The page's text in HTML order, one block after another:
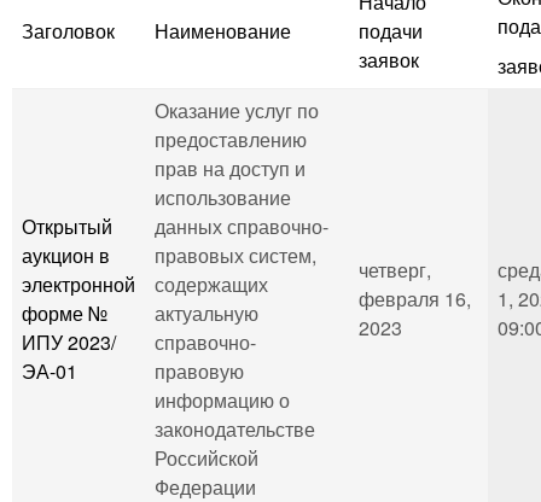
Заголовок Наименование
подачи
заявок
Открытый
аукцион в
электронной
форме №
ИПУ 2023/
ЭА-01
Оказание услуг по
предоставлению
прав на доступ и
использование
данных справочно-
правовых систем,
содержащих
актуальную
справочно-
правовую
информацию о
законодательстве
Российской
Федерации
четверг,
февраля 16,
2023
1,